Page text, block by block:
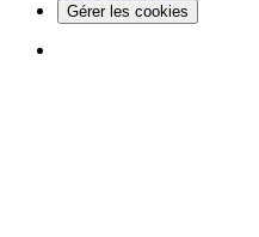
Gérer les cookies